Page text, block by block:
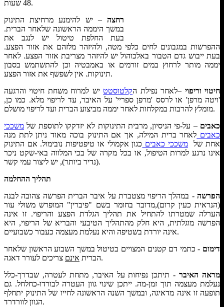
48 שעות.
רחצה – יש להימנע מרחיצת התינוק
במשך היממה הראשונה שלאחר הברית.
בעת החלפת טיטול יש לנגב את
ההפרשות במגבונים לחים כלפי מטה, ולהיזהר מלזהם את אזור הפצע.
בעת ייבוש גדם הטבור באלכוהול יש להיזהר מצריבת אזור הפצע. לאחר
יממה מותר לרחוץ במים זורמים או באמבטיה וכן להתשתמש בסבון
תינוקות. אין לשפשף את אזור הפצע.
חיטוי וריפוי –לאחר נפילת הקלטוסטטיש למרוח משחת חיטוי והרגעה
'ויטה מרפן' או לרסס 'מרפן ספריי' על האיבר, עד לריפוי מלא. כמו כן,
מומלץ להרבות במקלחות לאחר יממה מביצוע הברית ועד לריפוי מושלם.
כאבים– על-פי הניסיון, מרבית התינוקות לא יזדקקו לתוספת של משככי
כאבים לאחר ברית המילה, אך אם התינוק בוכה מאוד ניתן לתת מנה
אחת שלמשככי כאבים כגון אקמולי או טיפטיפות נובימול. אם התינוק
אינו נרגע למרות הטיפול, או בכל מקרה של בכי המלווה באי-שקט ניכר
(נדיר ביותר), יש ליצור עמי קשר.
תהליך ההחלמה
הפרשה - במהלך הריפוי מצטברת על איבר הברית הפרשה צהובה לבנה
(הנראית כעין קרום),מדובר בחומר בשם "פיברין" המופרש משולי עור
הערלה שמטרתו להתחיל את תהליך הגלדת הפצע והריפוי. זו אינה
הפרשה מוגלתית, היא חלק מהתהליך הטיבעי והבריא של הריפוי, היא
אינה יורדת בשטיפה והיא נעלמת מעצמה כעבור כשבועיים.
דימום - כתמי דם קטנים המצויים בטיטול במשך השבוע הראשון שלאחר
הברית אינם
צריכים לעורר דאגה.
מראה האיבר- תיתכן נפיחות על האיבר, מתחת לעטרה, שבדרך-כלל
נעלמת מעצמה תוך זמן-מה. ייתכן שינוי גוון העטרה לבורדו-כחלחל. גם
תופעה זו אינה מדאיגה, ובמשך השנה הראשונה לחייו של התינוק יתחלף
הגוון לוורדרד.